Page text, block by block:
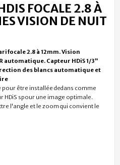
FOCALE 2.8 À
VISION DE NUIT
2.8 à 12mm. Vision
Capteur HDiS 1/3”
des blancs automatique et
pour être installée dedans comme
HDiS spour une image optimale.
l'angle et le zoom qui convient le